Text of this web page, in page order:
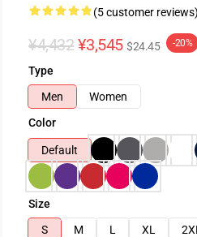
(5 customer reviews)
¥4,432 ¥3,545 $24.45 -20%
Type
Men
Women
Color
Default
Size
S
M L XL 2XL